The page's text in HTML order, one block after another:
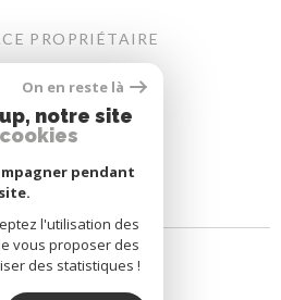
PROPRIÉTAIRE
On en reste là
notre site
pendant
l'utilisation des
vous proposer des
des statistiques !